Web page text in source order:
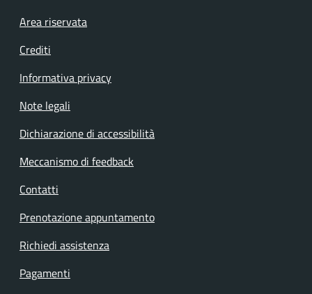
Footer menu
Area riservata
Crediti
Informativa privacy
Note legali
Dichiarazione di accessibilità
Meccanismo di feedback
Contatti
Prenotazione appuntamento
Richiedi assistenza
Pagamenti